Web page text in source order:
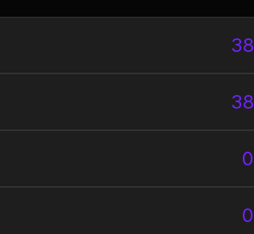
38
38
0
0